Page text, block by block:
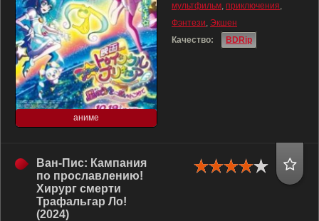
аниме
мультфильм, приключения,
Фэнтези, Экшен
Качество:
BDRip
Ван-Пис: Кампания
по прославлению!
Хирург смерти
Трафальгар Ло!
(2024)